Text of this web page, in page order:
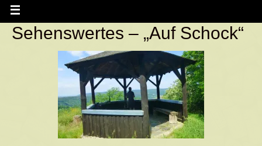
Sehenswertes – „Auf Schock“